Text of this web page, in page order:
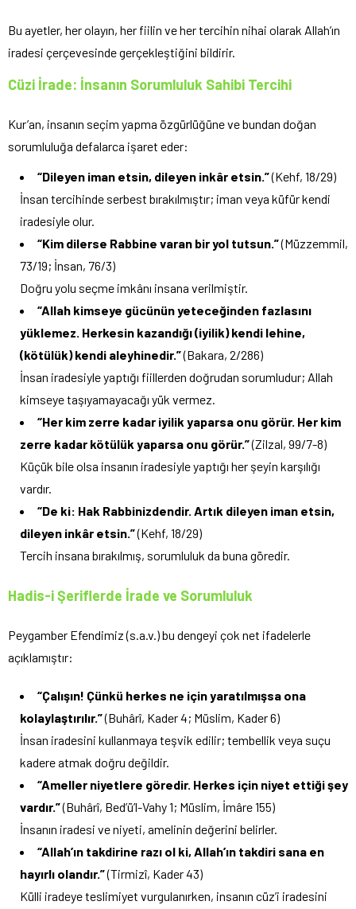
Bu ayetler, her olayın, her fiilin ve her tercihin nihai olarak Allah’ın
iradesi çerçevesinde gerçekleştiğini bildirir.
Cüzi İrade: İnsanın Sorumluluk Sahibi Tercihi
Kur’an, insanın seçim yapma özgürlüğüne ve bundan doğan
sorumluluğa defalarca işaret eder:
“Dileyen iman etsin, dileyen inkâr etsin.”(Kehf, 18/29)
İnsan tercihinde serbest bırakılmıştır; iman veya küfür kendi
iradesiyle olur.
“Kim dilerse Rabbine varan bir yol tutsun.”(Müzzemmil,
73/19; İnsan, 76/3)
Doğru yolu seçme imkânı insana verilmiştir.
“Allah kimseye gücünün yeteceğinden fazlasını
yüklemez. Herkesin kazandığı (iyilik) kendi lehine,
(kötülük) kendi aleyhinedir.”(Bakara, 2/286)
İnsan iradesiyle yaptığı fiillerden doğrudan sorumludur; Allah
kimseye taşıyamayacağı yük vermez.
“Her kim zerre kadar iyilik yaparsa onu görür. Her kim
zerre kadar kötülük yaparsa onu görür.”(Zilzal, 99/7-8)
Küçük bile olsa insanın iradesiyle yaptığı her şeyin karşılığı
vardır.
“De ki: Hak Rabbinizdendir. Artık dileyen iman etsin,
dileyen inkâr etsin.”(Kehf, 18/29)
Tercih insana bırakılmış, sorumluluk da buna göredir.
Hadis-i Şeriflerde İrade ve Sorumluluk
Peygamber Efendimiz (s.a.v.) bu dengeyi çok net ifadelerle
açıklamıştır:
“Çalışın! Çünkü herkes ne için yaratılmışsa ona
kolaylaştırılır.”(Buhârî, Kader 4; Müslim, Kader 6)
İnsan iradesini kullanmaya teşvik edilir; tembellik veya suçu
kadere atmak doğru değildir.
“Ameller niyetlere göredir. Herkes için niyet ettiği şey
vardır.”(Buhârî, Bed’ü’l-Vahy 1; Müslim, İmâre 155)
İnsanın iradesi ve niyeti, amelinin değerini belirler.
“Allah’ın takdirine razı ol ki, Allah’ın takdiri sana en
hayırlı olandır.”(Tirmizî, Kader 43)
Külli iradeye teslimiyet vurgulanırken, insanın cüz’i iradesini